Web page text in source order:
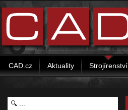
CAD.cz Aktuality Strojírenství